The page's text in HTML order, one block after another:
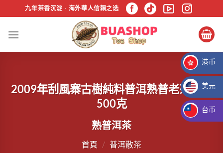
过
九年茶香沉淀 · 海外華人信賴之选
2009年刮風寨古樹純料普洱熟普老茶散茶
500克
熟普洱茶
首頁 / 普洱散茶
HKD HK$
港币
USD $
美元
TWD NT$
台币